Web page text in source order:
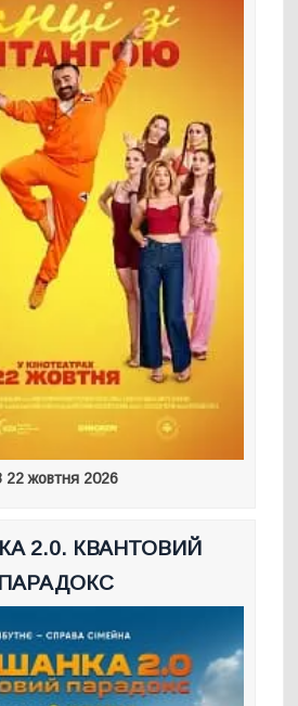
22 жовтня 2026
2.0. КВАНТОВИЙ
ПАРАДОКС